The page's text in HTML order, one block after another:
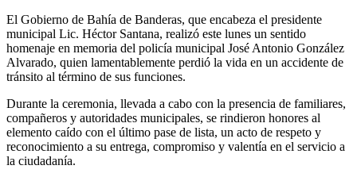
El Gobierno de Bahía de Banderas, que encabeza el presidente
municipal Lic. Héctor Santana, realizó este lunes un sentido
homenaje en memoria del policía municipal José Antonio González
Alvarado, quien lamentablemente perdió la vida en un accidente de
tránsito al término de sus funciones.
Durante la ceremonia, llevada a cabo con la presencia de familiares,
compañeros y autoridades municipales, se rindieron honores al
elemento caído con el último pase de lista, un acto de respeto y
reconocimiento a su entrega, compromiso y valentía en el servicio a
la ciudadanía.